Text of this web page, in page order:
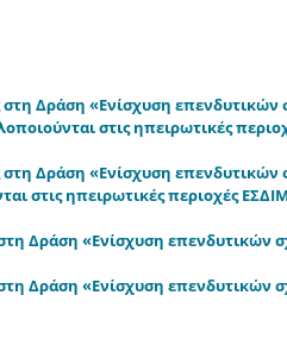
Δράση «Ενίσχυση επενδυτικών
στις ηπειρωτικές
Δράση «Ενίσχυση επενδυτικών
στις ηπειρωτικές περιοχές
Δράση «Ενίσχυση επενδυτικών
Δράση «Ενίσχυση επενδυτικών